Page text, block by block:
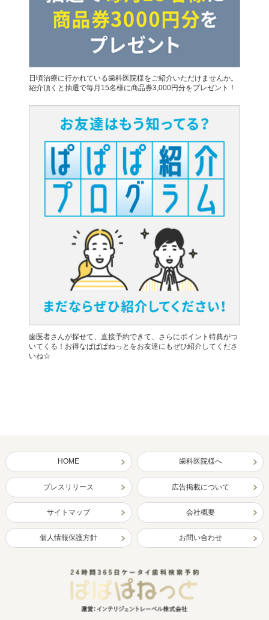
日頃治療に行かれている歯科医院様をご紹介いただけませんか。
紹介頂くと抽選で毎月15名様に商品券3,000円分をプレゼント！
歯医者さんが探せて、直接予約できて、さらにポイント特典がつ
いてくる！お得なぱぱぱねっとをお友達にもぜひ紹介してくださ
いね☆
HOME 歯科医院様へ
プレスリリース 広告掲載について
サイトマップ 会社概要
個人情報保護方針 お問い合わせ